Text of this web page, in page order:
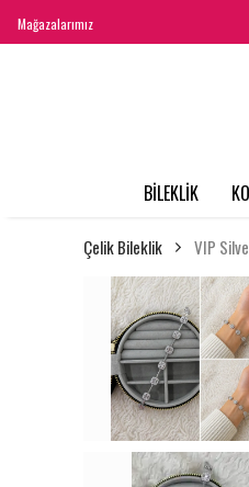
Mağazalarımız
BİLEKLİK
Çelik Bileklik VIP